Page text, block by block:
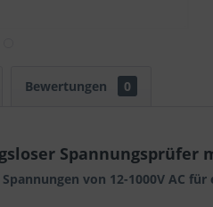
Bewertungen 0
Spannungsprüfer
von 12-1000V AC